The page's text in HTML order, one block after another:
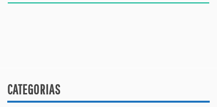
CATEGORIAS